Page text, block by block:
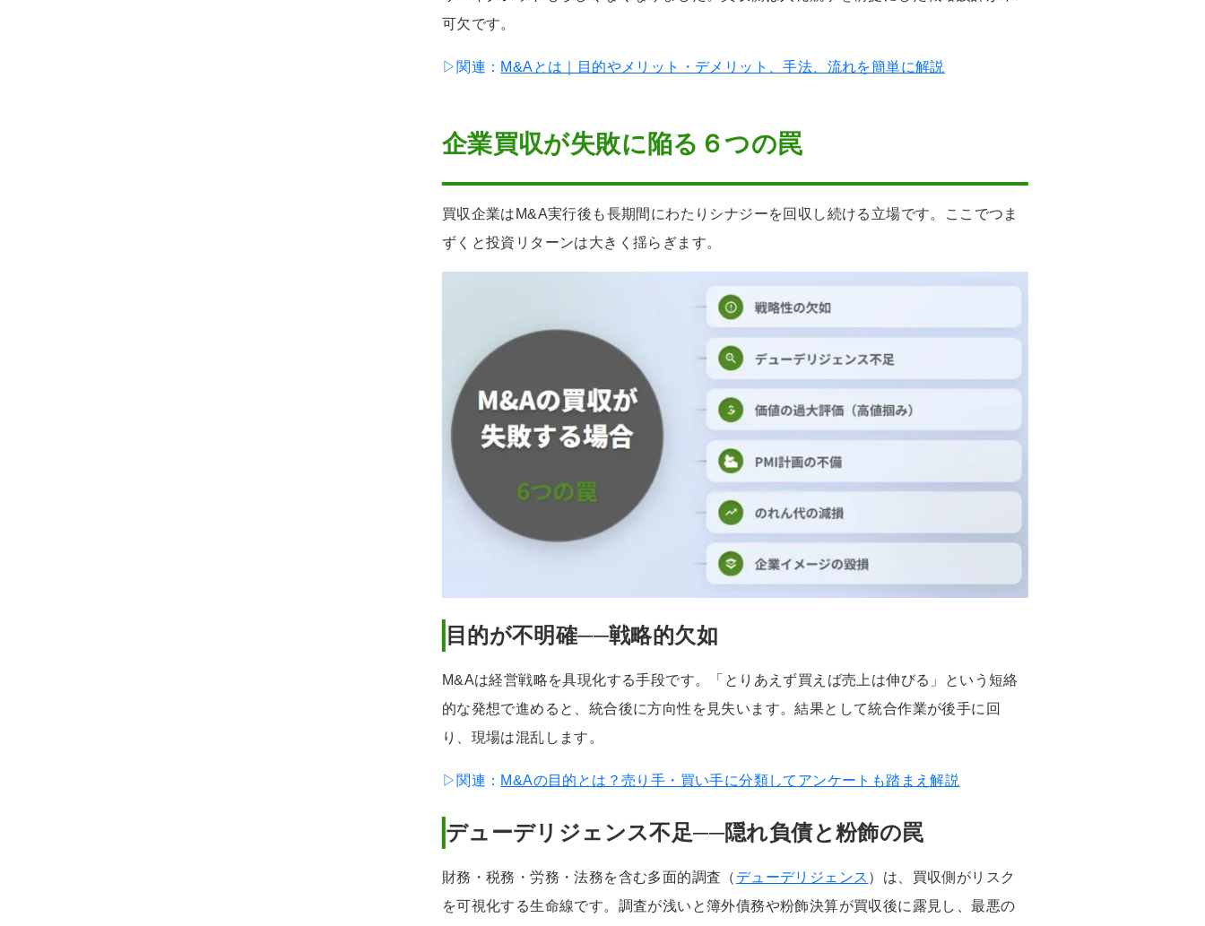
可欠です。
▷関連： M&Aとは｜目的やメリット・デメリット、手法、流れを簡単に解説
企業買収が失敗に陥る６つの罠
買収企業はM&A実行後も長期間にわたりシナジーを回収し続ける立場です。ここでつま
ずくと投資リターンは大きく揺らぎます。
目的が不明確──戦略的欠如
M&Aは経営戦略を具現化する手段です。「とりあえず買えば売上は伸びる」という短絡
的な発想で進めると、統合後に方向性を見失います。結果として統合作業が後手に回
り、現場は混乱します。
▷関連： M&Aの目的とは？売り手・買い手に分類してアンケートも踏まえ解説
デューデリジェンス不足──隠れ負債と粉飾の罠
財務・税務・労務・法務を含む多面的調査（ デューデリジェンス ）は、買収側がリスク
を可視化する生命線です。調査が浅いと簿外債務や粉飾決算が買収後に露見し、最悪の